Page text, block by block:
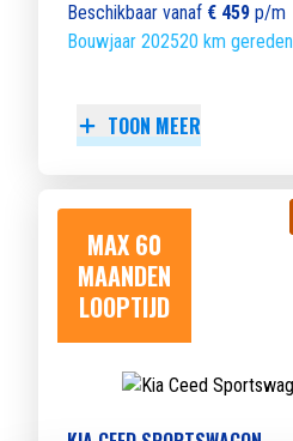
Beschikbaar vanaf € 459 p/m
Bouwjaar 202520 km gereden
TOON MEER
MAX 60
MAANDEN
LOOPTIJD